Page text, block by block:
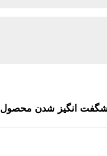
شگفت انگیز شدن محصول